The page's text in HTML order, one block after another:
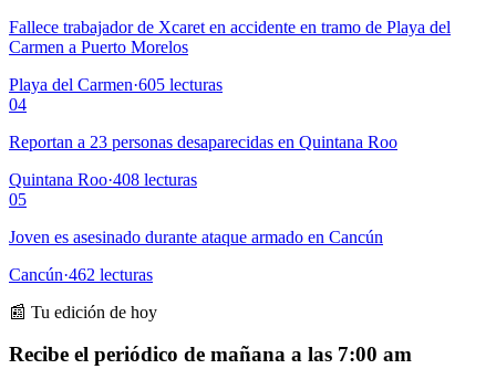
Fallece trabajador de Xcaret en accidente en tramo de Playa del
Carmen a Puerto Morelos
Playa del Carmen·605 lecturas
04
Reportan a 23 personas desaparecidas en Quintana Roo
Quintana Roo·408 lecturas
05
Joven es asesinado durante ataque armado en Cancún
Cancún·462 lecturas
📰 Tu edición de hoy
Recibe el periódico de mañana a las 7:00 am